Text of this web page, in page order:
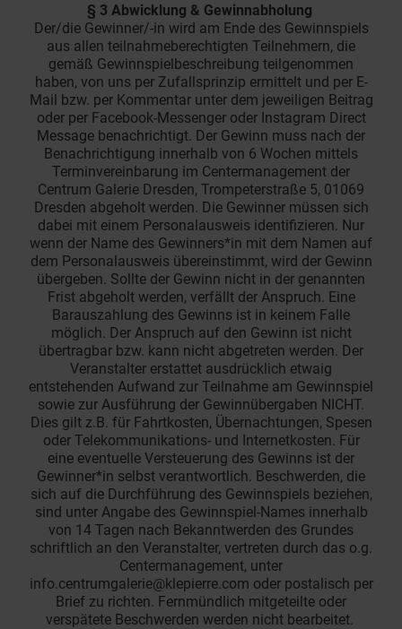
§ 3 Abwicklung & Gewinnabholung
Der/die Gewinner/-in wird am Ende des Gewinnspiels
aus allen teilnahmeberechtigten Teilnehmern, die
gemäß Gewinnspielbeschreibung teilgenommen
haben, von uns per Zufallsprinzip ermittelt und per E-
Mail bzw. per Kommentar unter dem jeweiligen Beitrag
oder per Facebook-Messenger oder Instagram Direct
Message benachrichtigt. Der Gewinn muss nach der
Benachrichtigung innerhalb von 6 Wochen mittels
Terminvereinbarung im Centermanagement der
Centrum Galerie Dresden, Trompeterstraße 5, 01069
Dresden abgeholt werden. Die Gewinner müssen sich
dabei mit einem Personalausweis identifizieren. Nur
wenn der Name des Gewinners*in mit dem Namen auf
dem Personalausweis übereinstimmt, wird der Gewinn
übergeben. Sollte der Gewinn nicht in der genannten
Frist abgeholt werden, verfällt der Anspruch. Eine
Barauszahlung des Gewinns ist in keinem Falle
möglich. Der Anspruch auf den Gewinn ist nicht
übertragbar bzw. kann nicht abgetreten werden. Der
Veranstalter erstattet ausdrücklich etwaig
entstehenden Aufwand zur Teilnahme am Gewinnspiel
sowie zur Ausführung der Gewinnübergaben NICHT.
Dies gilt z.B. für Fahrtkosten, Übernachtungen, Spesen
oder Telekommunikations- und Internetkosten. Für
eine eventuelle Versteuerung des Gewinns ist der
Gewinner*in selbst verantwortlich. Beschwerden, die
sich auf die Durchführung des Gewinnspiels beziehen,
sind unter Angabe des Gewinnspiel-Names innerhalb
von 14 Tagen nach Bekanntwerden des Grundes
schriftlich an den Veranstalter, vertreten durch das o.g.
Centermanagement, unter
info.centrumgalerie@klepierre.com oder postalisch per
Brief zu richten. Fernmündlich mitgeteilte oder
verspätete Beschwerden werden nicht bearbeitet.